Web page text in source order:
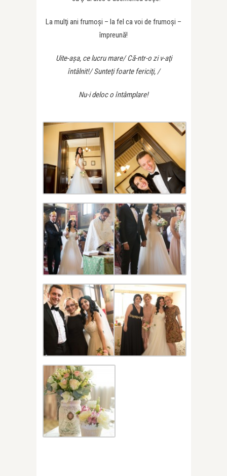
La mulţi ani frumoşi – la fel ca voi de frumoşi –
împreună!
Uite-aşa, ce lucru mare/ Că-ntr-o zi v-aţi
întâlnit!/Sunteţi foarte fericiţi, /
Nu-i deloc o întâmplare!